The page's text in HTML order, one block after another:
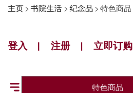
主页> 书院生活 > 纪念品 > 特色商品
登入 | 注册 | 立即订购
特色商品